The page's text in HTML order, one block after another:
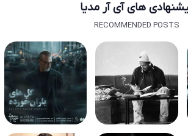
های آی آر مدیا
RECOMMENDED POSTS